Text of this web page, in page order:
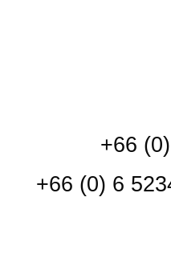
+66
+66 (0) 6